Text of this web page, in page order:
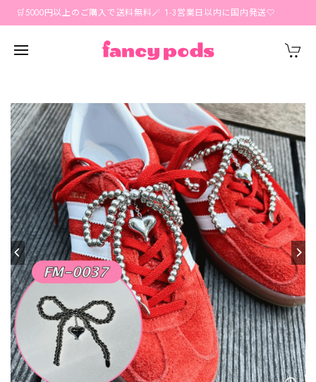
🛒5000円以上のご購入で送料無料🪄 1-3営業日以内に国内発送🤍